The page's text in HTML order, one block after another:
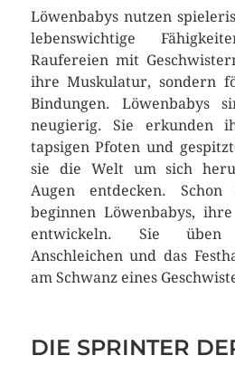
Löwenbabys nutzen
lebenswichtige
Raufereien mit
ihre Muskulatur, sondern
Bindungen. Löwenbabys
neugierig. Sie erkunden
tapsigen Pfoten und
sie die Welt um sich
Augen entdecken.
beginnen Löwenbabys,
entwickeln. Sie üben
Anschleichen und das
am Schwanz eines
DIE SPRINTER